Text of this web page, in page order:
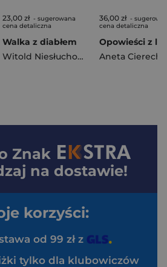
23,00 zł - sugerowana
cena detaliczna
Walka z diabłem
Witold Niesłuchowski
36,00 zł -
cena detaliczna
Opowieści z
Aneta
Znak
na dostawie!
korzyści:
od 99 zł z
tylko dla klubowiczów